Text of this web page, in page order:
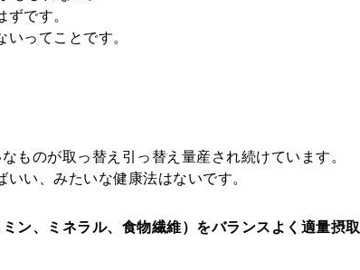
です。
ってことです。
ものが取っ替え引っ替え量産され続けています。
い、みたいな健康法はないです。
ン、ミネラル、食物繊維）をバランスよく適量摂取